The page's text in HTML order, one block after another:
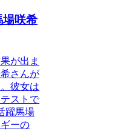
場咲希
が出ま
さんが
彼女は
ストで
躍馬場
ーの